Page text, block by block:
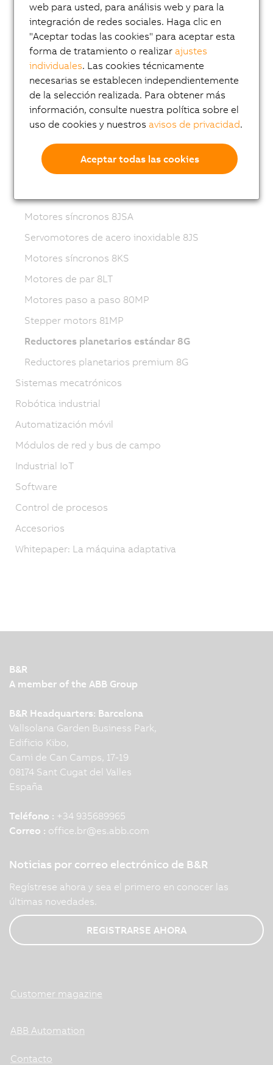
8LS-4 synchronous motors
8MS-4 synchronous motors
ACOPOSmotor Compact
Servomotores 8WSA
Motores reductores 8WSB
Motores síncronos 8LVA
Motores reductores 8LVB
Motores síncronos 8LWA
Motores síncronos 8LS...-3
Motores síncronos 8JSA
Servomotores de acero inoxidable 8JS
Motores síncronos 8KS
Motores de par 8LT
Motores paso a paso 80MP
Stepper motors 81MP
Reductores planetarios estándar 8G
Reductores planetarios premium 8G
Sistemas mecatrónicos
Robótica industrial
Automatización móvil
Módulos de red y bus de campo
Industrial IoT
Software
Control de procesos
Accesorios
Whitepaper: La máquina adaptativa
B&R
A member of the ABB Group
B&R Headquarters: Barcelona
Vallsolana Garden Business Park,
Edificio Kibo,
Cami de Can Camps, 17-19
08174 Sant Cugat del Valles
España
Teléfono : +34 935689965
Correo : office.br@es.abb.com
Noticias por correo electrónico de B&R
Regístrese ahora y sea el primero en conocer las
últimas novedades.
REGISTRARSE AHORA
Customer magazine
ABB Automation
Contacto
web para usted, para análisis web y para la
integración de redes sociales. Haga clic en
"Aceptar todas las cookies" para aceptar esta
forma de tratamiento o realizarajustes
individuales. Las cookies técnicamente
necesarias se establecen independientemente
de la selección realizada. Para obtener más
información, consulte nuestra política sobre el
uso de cookies y nuestrosavisos de privacidad.
Aceptar todas las cookies